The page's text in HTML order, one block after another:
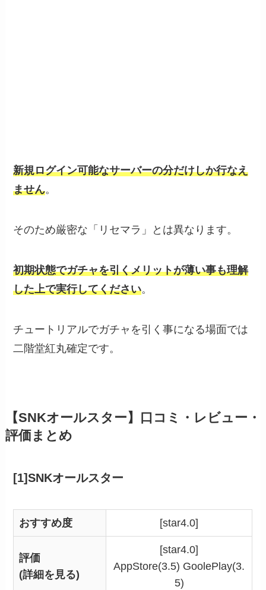
新規ログイン可能なサーバーの分だけしか行なえ
ません。
そのため厳密な「リセマラ」とは異なります。
初期状態でガチャを引くメリットが薄い事も理解
した上で実行してください。
チュートリアルでガチャを引く事になる場面では
二階堂紅丸確定です。
【SNKオールスター】口コミ・レビュー・
評価まとめ
[1]SNKオールスター
おすすめ度 [star4.0]
評価
(詳細を見る)
[star4.0]
AppStore(3.5) GoolePlay(3.
5)